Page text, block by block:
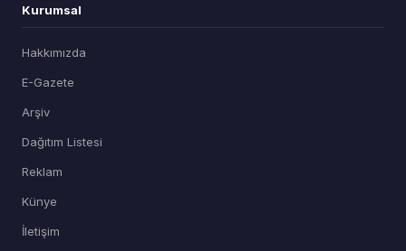
Kurumsal
Hakkımızda
E-Gazete
Arşiv
Dağıtım Listesi
Reklam
Künye
İletişim